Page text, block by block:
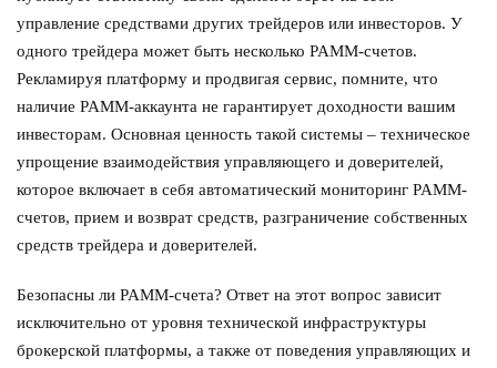
управление средствами других трейдеров или инвесторов. У
одного трейдера может быть несколько PAMM-счетов.
Рекламируя платформу и продвигая сервис, помните, что
наличие PAMM-аккаунта не гарантирует доходности вашим
инвесторам. Основная ценность такой системы – техническое
упрощение взаимодействия управляющего и доверителей,
которое включает в себя автоматический мониторинг PAMM-
счетов, прием и возврат средств, разграничение собственных
средств трейдера и доверителей.
Безопасны ли PAMM-счета? Ответ на этот вопрос зависит
исключительно от уровня технической инфраструктуры
брокерской платформы, а также от поведения управляющих и